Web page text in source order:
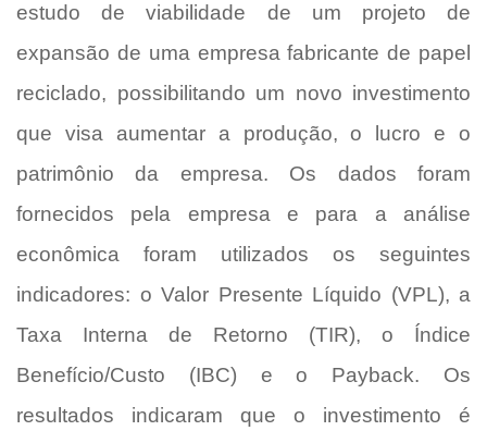
estudo de viabilidade de um projeto de
expansão de uma empresa fabricante de papel
reciclado, possibilitando um novo investimento
que visa aumentar a produção, o lucro e o
patrimônio da empresa. Os dados foram
fornecidos pela empresa e para a análise
econômica foram utilizados os seguintes
indicadores: o Valor Presente Líquido (VPL), a
Taxa Interna de Retorno (TIR), o Índice
Benefício/Custo (IBC) e o Payback. Os
resultados indicaram que o investimento é